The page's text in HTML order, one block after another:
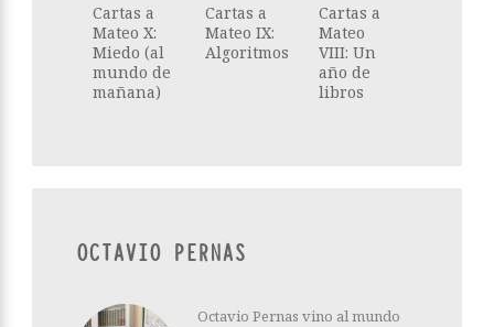
Cartas a
Mateo X:
Miedo (al
mundo de
mañana)
Cartas a
Mateo IX:
Algoritmos
Cartas a
Mateo
VIII: Un
año de
libros
OCTAVIO PERNAS
Octavio Pernas vino al mundo